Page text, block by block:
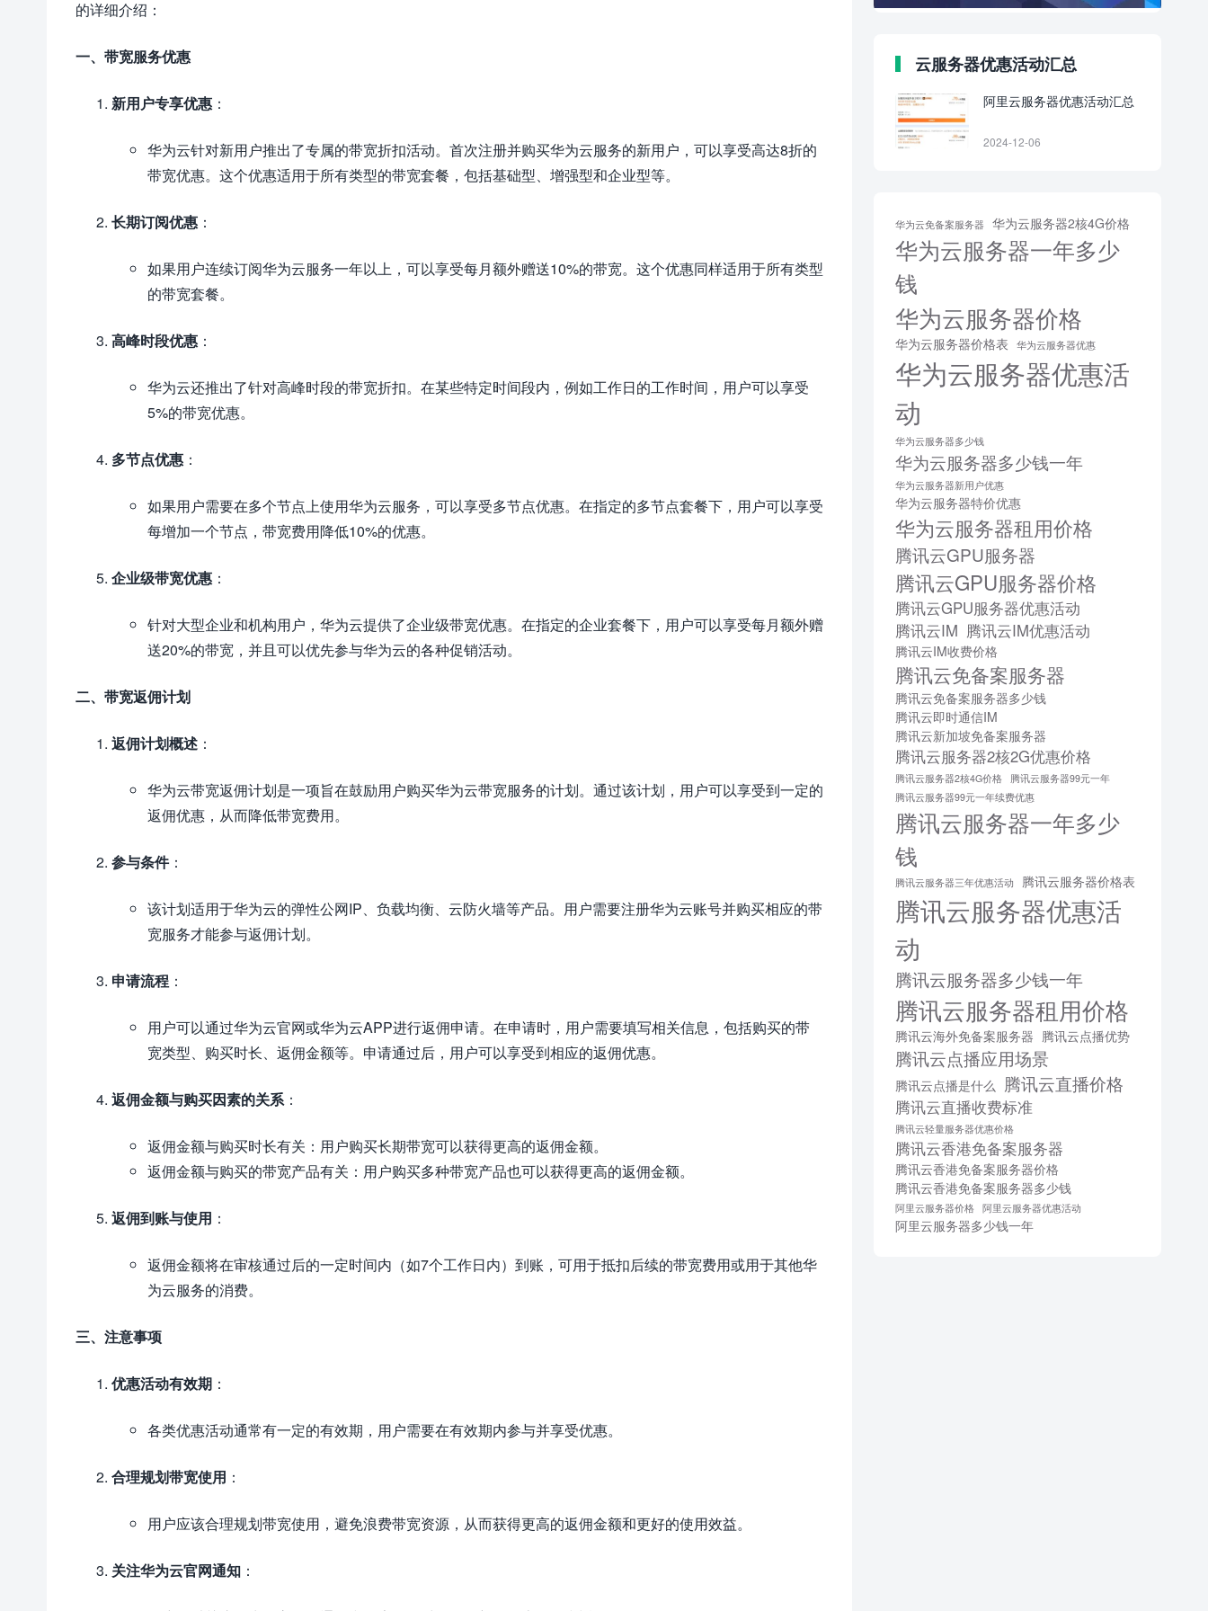
的详细介绍：
一、带宽服务优惠
新用户专享优惠 ：
华为云针对新用户推出了专属的带宽折扣活动。首次注册并购买华为云服务的新用户，可以享受高达8折的
带宽优惠。这个优惠适用于所有类型的带宽套餐，包括基础型、增强型和企业型等。
长期订阅优惠 ：
如果用户连续订阅华为云服务一年以上，可以享受每月额外赠送10%的带宽。这个优惠同样适用于所有类型
的带宽套餐。
高峰时段优惠 ：
华为云还推出了针对高峰时段的带宽折扣。在某些特定时间段内，例如工作日的工作时间，用户可以享受
5%的带宽优惠。
多节点优惠 ：
如果用户需要在多个节点上使用华为云服务，可以享受多节点优惠。在指定的多节点套餐下，用户可以享受
每增加一个节点，带宽费用降低10%的优惠。
企业级带宽优惠 ：
针对大型企业和机构用户，华为云提供了企业级带宽优惠。在指定的企业套餐下，用户可以享受每月额外赠
送20%的带宽，并且可以优先参与华为云的各种促销活动。
二、带宽返佣计划
返佣计划概述 ：
华为云带宽返佣计划是一项旨在鼓励用户购买华为云带宽服务的计划。通过该计划，用户可以享受到一定的
返佣优惠，从而降低带宽费用。
参与条件：
该计划适用于华为云的弹性公网IP、负载均衡、云防火墙等产品。用户需要注册华为云账号并购买相应的带
宽服务才能参与返佣计划。
申请流程 ：
用户可以通过华为云官网或华为云APP进行返佣申请。在申请时，用户需要填写相关信息，包括购买的带
宽类型、购买时长、返佣金额等。申请通过后，用户可以享受到相应的返佣优惠。
返佣金额与购买因素的关系：
返佣金额与购买时长有关：用户购买长期带宽可以获得更高的返佣金额。
返佣金额与购买的带宽产品有关：用户购买多种带宽产品也可以获得更高的返佣金额。
返佣到账与使用 ：
返佣金额将在审核通过后的一定时间内（如7个工作日内）到账，可用于抵扣后续的带宽费用或用于其他华
为云服务的消费。
三、注意事项
优惠活动有效期 ：
各类优惠活动通常有一定的有效期，用户需要在有效期内参与并享受优惠。
合理规划带宽使用 ：
用户应该合理规划带宽使用，避免浪费带宽资源，从而获得更高的返佣金额和更好的使用效益。
关注华为云官网通知 ：
云服务器优惠活动汇总
阿里云服务器优惠活动汇总
2024-12-06
华为云免备案服务器 华为云服务器2核4G价格
华为云服务器一年多少
钱
华为云服务器价格
华为云服务器价格表 华为云服务器优惠
华为云服务器优惠活
动
华为云服务器多少钱
华为云服务器多少钱一年
华为云服务器新用户优惠
华为云服务器特价优惠
华为云服务器租用价格
腾讯云GPU服务器
腾讯云GPU服务器价格
腾讯云GPU服务器优惠活动
腾讯云IM 腾讯云IM优惠活动
腾讯云IM收费价格
腾讯云免备案服务器
腾讯云免备案服务器多少钱
腾讯云即时通信IM
腾讯云新加坡免备案服务器
腾讯云服务器2核2G优惠价格
腾讯云服务器2核4G价格
腾讯云服务器99元一年
腾讯云服务器99元一年续费优惠
腾讯云服务器一年多少
钱
腾讯云服务器三年优惠活动 腾讯云服务器价格表
腾讯云服务器优惠活
动
腾讯云服务器多少钱一年
腾讯云服务器租用价格
腾讯云海外免备案服务器 腾讯云点播优势
腾讯云点播应用场景
腾讯云点播是什么 腾讯云直播价格
腾讯云直播收费标准
腾讯云轻量服务器优惠价格
腾讯云香港免备案服务器
腾讯云香港免备案服务器价格
腾讯云香港免备案服务器多少钱
阿里云服务器价格 阿里云服务器优惠活动
阿里云服务器多少钱一年